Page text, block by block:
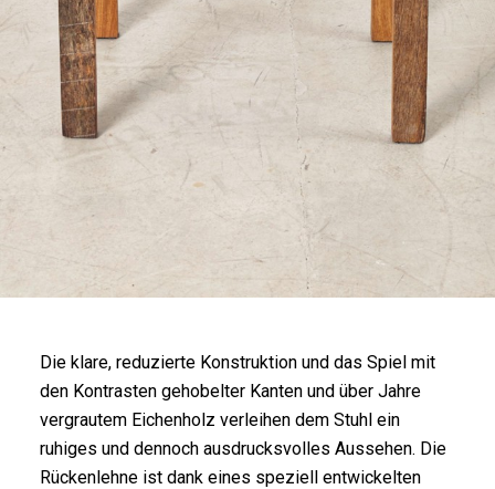
Die klare, reduzierte Konstruktion und das Spiel mit
den Kontrasten gehobelter Kanten und über Jahre
vergrautem Eichenholz verleihen dem Stuhl ein
ruhiges und dennoch ausdrucksvolles Aussehen. Die
Rückenlehne ist dank eines speziell entwickelten